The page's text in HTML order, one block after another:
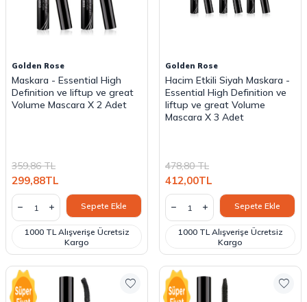
Golden Rose
Maskara - Essential High
Definition ve liftup ve great
Volume Mascara X 2 Adet
359,86TL
299,88TL
Sepete Ekle
1000 TL Alışverişe Ücretsiz
Kargo
Golden Rose
Hacim Etkili Siyah Maskara -
Essential High Definition ve
liftup ve great Volume
Mascara X 3 Adet
478,80TL
412,00TL
Sepete Ekle
1000 TL Alışverişe Ücretsiz
Kargo